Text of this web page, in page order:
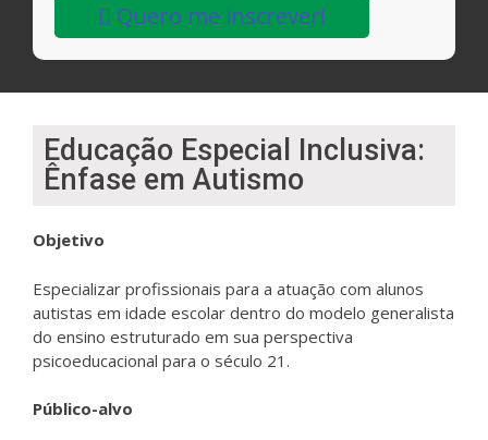
Quero me inscrever!
Educação Especial Inclusiva:
Ênfase em Autismo
Objetivo
Especializar profissionais para a atuação com alunos
autistas em idade escolar dentro do modelo generalista
do ensino estruturado em sua perspectiva
psicoeducacional para o século 21.
Público-alvo